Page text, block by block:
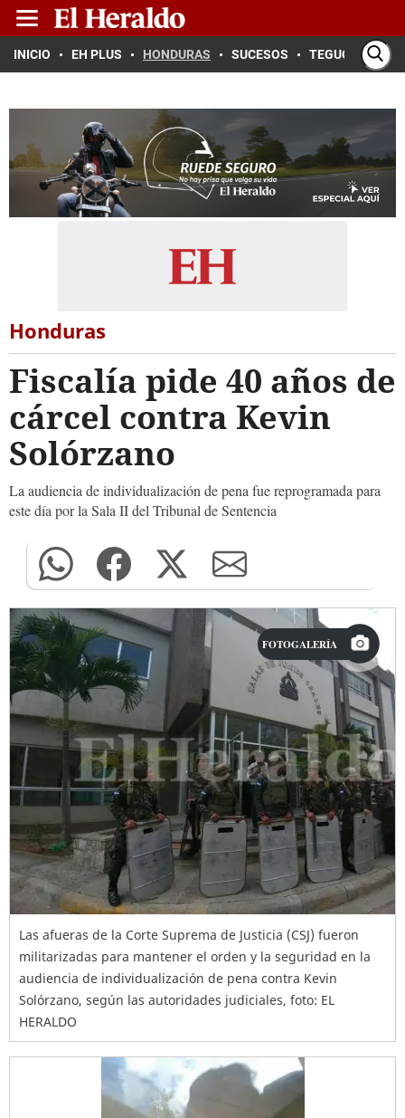
INICIO EH PLUS HONDURAS SUCESOS TEGUCIGALPA
Honduras
Fiscalía pide 40 años de
cárcel contra Kevin
Solórzano
La audiencia de individualización de pena fue reprogramada para
este día por la Sala II del Tribunal de Sentencia
FOTOGALERÍA
Las afueras de la Corte Suprema de Justicia (CSJ) fueron
militarizadas para mantener el orden y la seguridad en la
audiencia de individualización de pena contra Kevin
Solórzano, según las autoridades judiciales, foto: EL
HERALDO